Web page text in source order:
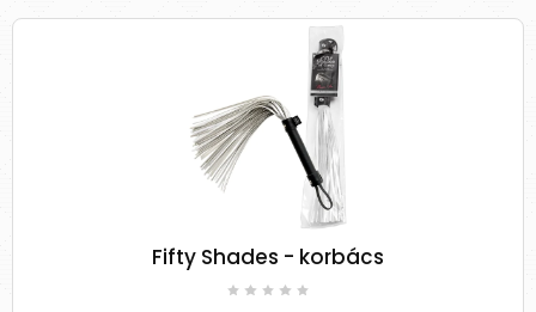
Fifty Shades - korbács